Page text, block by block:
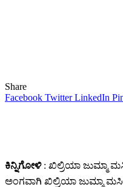
Share
Facebook Twitter LinkedIn
ಕಿನ್ನಿಗೋಳಿ: ಖಿಲ್ರಿಯಾ ಜುಮ್ಮಾ
ಅಂಗವಾಗಿ ಖಿಲ್ರಿಯಾ ಜುಮ್ಮಾ